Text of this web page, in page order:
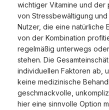
wichtiger Vitamine und der
von Stressbewältigung
Nutzer, die eine natürliche
von der Kombination
regelmäßig unterwegs
stehen. Die
individuellen Faktoren ab,
keine medizinische
geschmackvolle,
hier eine sinnvolle Option